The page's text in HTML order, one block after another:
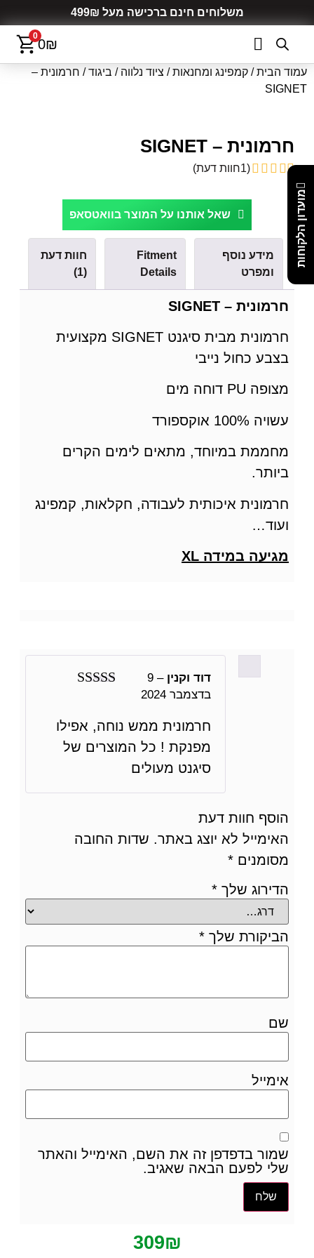
משלוחים חינם ברכישה מעל 499₪
0
0₪
מועדון הלקוחות
עמוד הבית/ קמפינג ומחנאות/ ציוד נלווה / ביגוד/ חרמונית –
SIGNET
חרמונית – SIGNET
(
1חוות דעת)
שאל אותנו על המוצר בוואטסאפ
מידע נוסף
ומפרט
Fitment
Details
חוות דעת
(1)
חרמונית – SIGNET
חרמונית מבית סיגנט SIGNET מקצועית
בצבע כחול נייבי
מצופה PU דוחה מים
עשויה 100% אוקספורד
מחממת במיוחד, מתאים לימים הקרים
ביותר.
חרמונית איכותית לעבודה, חקלאות, קמפינג
ועוד…
מגיעה במידה XL
דוד וקנין–
9
בדצמבר 2024
חרמונית ממש נוחה, אפילו
מפנקת ! כל המוצרים של
סיגנט מעולים
הוסף חוות דעת
האימייל לא יוצג באתר. שדות החובה
מסומנים *
הדירוג שלך *
הביקורת שלך *
שם
אימייל
שמור בדפדפן זה את השם, האימייל והאתר
שלי לפעם הבאה שאגיב.
309₪